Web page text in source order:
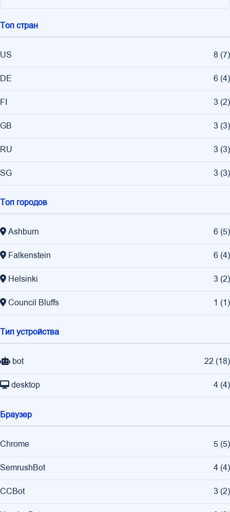
Топ стран
US 8 (7)
DE 6 (4)
FI 3 (2)
GB 3 (3)
RU 3 (3)
SG 3 (3)
Топ городов
Ashburn 6 (5)
Falkenstein 6 (4)
Helsinki 3 (2)
Council Bluffs 1 (1)
Тип устройства
bot 22 (18)
desktop 4 (4)
Браузер
Chrome 5 (5)
SemrushBot 4 (4)
CCBot 3 (2)